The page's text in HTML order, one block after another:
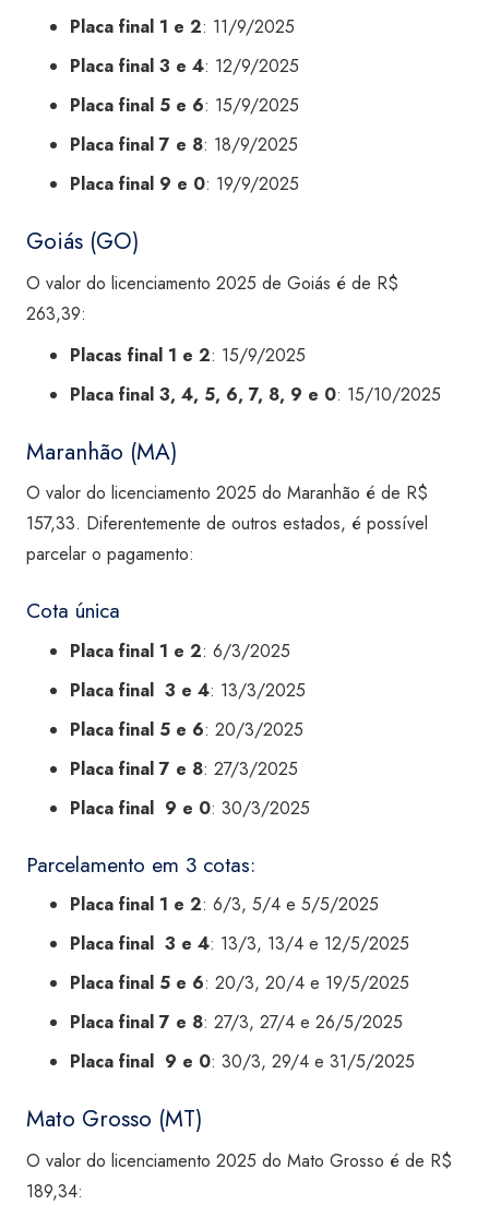
Placa final 1 e 2: 11/9/2025
Placa final 3 e 4: 12/9/2025
Placa final 5 e 6: 15/9/2025
Placa final 7 e 8: 18/9/2025
Placa final 9 e 0: 19/9/2025
Goiás (GO)
O valor do licenciamento 2025 de Goiás é de R$
263,39:
Placas final 1 e 2: 15/9/2025
Placa final 3, 4, 5, 6, 7, 8, 9 e 0: 15/10/2025
Maranhão (MA)
O valor do licenciamento 2025 do Maranhão é de R$
157,33. Diferentemente de outros estados, é possível
parcelar o pagamento:
Cota única
Placa final 1 e 2: 6/3/2025
Placa final 3 e 4: 13/3/2025
Placa final 5 e 6: 20/3/2025
Placa final 7 e 8: 27/3/2025
Placa final 9 e 0: 30/3/2025
Parcelamento em 3 cotas:
Placa final 1 e 2: 6/3, 5/4 e 5/5/2025
Placa final 3 e 4: 13/3, 13/4 e 12/5/2025
Placa final 5 e 6: 20/3, 20/4 e 19/5/2025
Placa final 7 e 8: 27/3, 27/4 e 26/5/2025
Placa final 9 e 0: 30/3, 29/4 e 31/5/2025
Mato Grosso (MT)
O valor do licenciamento 2025 do Mato Grosso é de R$
189,34: